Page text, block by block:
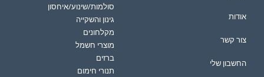
אודות
צור קשר
החשבון שלי
סולמות/שינוע/איחסון
גינון והשקייה
מקלחונים
מוצרי חשמל
ברזים
תנורי חימום